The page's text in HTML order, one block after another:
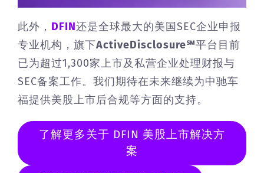
此外， DFIN还是全球最大的美国SEC企业申报
专业机构，旗下ActiveDisclosure℠平台目前
已为超过1,300家上市及私营企业处理财报与
SEC备案工作。我们期待在未来继续为中驰车
福提供美股上市后合规等方面的支持。
了解更多关于 DFIN 美股上市解决方
案